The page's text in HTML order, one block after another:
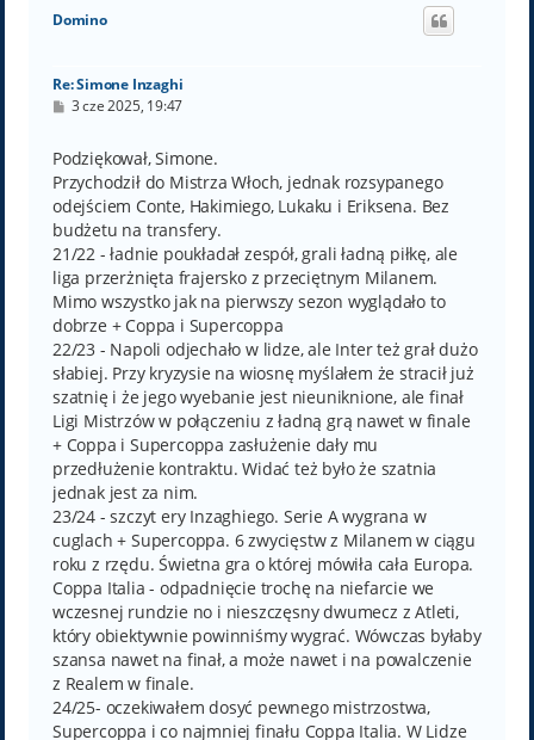
Domino
Re: Simone Inzaghi
P
t
3 cze 2025, 19:47
Podziękował, Simone.
Przychodził do Mistrza Włoch, jednak rozsypanego
odejściem Conte, Hakimiego, Lukaku i Eriksena. Bez
budżetu na transfery.
21/22 - ładnie poukładał zespół, grali ładną piłkę, ale
liga przerżnięta frajersko z przeciętnym Milanem.
Mimo wszystko jak na pierwszy sezon wyglądało to
dobrze + Coppa i Supercoppa
22/23 - Napoli odjechało w lidze, ale Inter też grał dużo
słabiej. Przy kryzysie na wiosnę myślałem że stracił już
szatnię i że jego wyebanie jest nieuniknione, ale finał
Ligi Mistrzów w połączeniu z ładną grą nawet w finale
+ Coppa i Supercoppa zasłużenie dały mu
przedłużenie kontraktu. Widać też było że szatnia
jednak jest za nim.
23/24 - szczyt ery Inzaghiego. Serie A wygrana w
cuglach + Supercoppa. 6 zwycięstw z Milanem w ciągu
roku z rzędu. Świetna gra o której mówiła cała Europa.
Coppa Italia - odpadnięcie trochę na niefarcie we
wczesnej rundzie no i nieszczęsny dwumecz z Atleti,
który obiektywnie powinniśmy wygrać. Wówczas byłaby
szansa nawet na finał, a może nawet i na powalczenie
z Realem w finale.
24/25- oczekiwałem dosyć pewnego mistrzostwa,
Supercoppa i co najmniej finału Coppa Italia. W Lidze